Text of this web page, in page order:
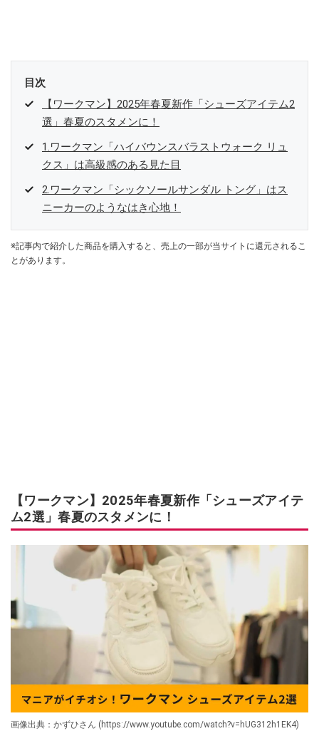
目次
【ワークマン】2025年春夏新作「シューズアイテム2
選」春夏のスタメンに！
1.ワークマン「ハイバウンスバラストウォーク リュ
クス」は高級感のある見た目
2.ワークマン「シックソールサンダル トング」はス
ニーカーのようなはき心地！
※記事内で紹介した商品を購入すると、売上の一部が当サイトに還元されるこ
とがあります。
【ワークマン】2025年春夏新作「シューズアイテ
ム2選」春夏のスタメンに！
画像出典：かずひさん (https://www.youtube.com/watch?v=hUG312h1EK4)